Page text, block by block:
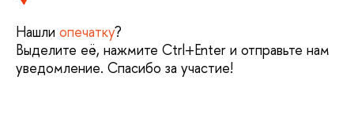
Нашли опечатку?
Выделите её, нажмите Ctrl+Enter и отправьте нам
уведомление. Спасибо за участие!